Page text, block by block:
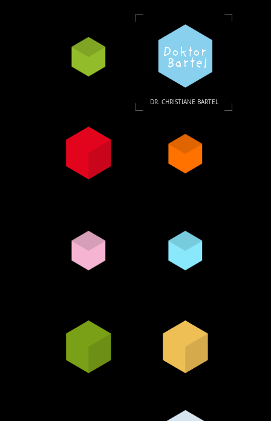
DR. CHRISTIANE BARTEL